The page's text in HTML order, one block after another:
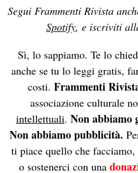
Segui Frammenti Rivista
Spotify, e iscriviti
Sì, lo sappiamo. Te lo
anche se tu lo leggi gratis,
costi.Frammenti
associazione culturale
intellettuali. Non abbiamo
Non abbiamo pubblicità.
ti piace quello che
o sostenerci con una